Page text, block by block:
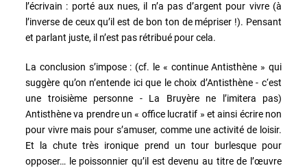
l’écrivain : porté aux nues, il n’a pas d’argent pour vivre (à
l’inverse de ceux qu’il est de bon ton de mépriser !). Pensant
et parlant juste, il n’est pas rétribué pour cela.
La conclusion s’impose : (cf. le « continue Antisthène » qui
suggère qu’on n’entende ici que le choix d’Antisthène - c‘est
une troisième personne - La Bruyère ne l’imitera pas)
Antisthène va prendre un « office lucratif » et ainsi écrire non
pour vivre mais pour s’amuser, comme une activité de loisir.
Et la chute très ironique prend un tour burlesque pour
opposer… le poissonnier qu’il est devenu au titre de l’œuvre